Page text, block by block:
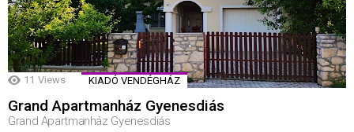
11 Views KIADÓ VENDÉGHÁZ
Grand Apartmanház Gyenesdiás
Grand Apartmanház Gyenesdiás